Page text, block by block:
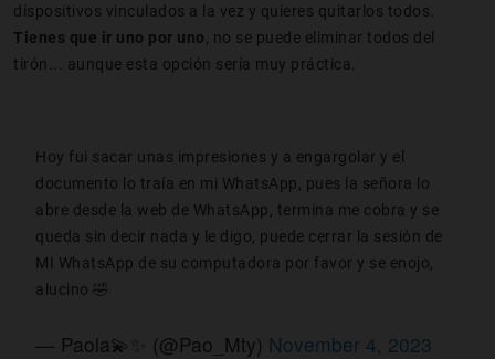
dispositivos vinculados a la vez y quieres quitarlos todos.
Tienes que ir uno por uno , no se puede eliminar todos del
tirón... aunque esta opción sería muy práctica.
Hoy fui sacar unas impresiones y a engargolar y el
documento lo traía en mi WhatsApp, pues la señora lo
abre desde la web de WhatsApp, termina me cobra y se
queda sin decir nada y le digo, puede cerrar la sesión de
MI WhatsApp de su computadora por favor y se enojo,
alucino 🤣
— Paola💫✨ (@Pao_Mty) November 4, 2023